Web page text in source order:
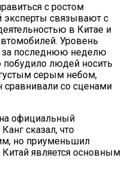
NASA: На Спутнике
Возможно
Жизни
NASA Расскажет
Системе
с ростом
эксперты связывают с
в Китае и
Уровень
последнюю неделю
побудило людей носить
серым небом,
сравнивали со сценами
официальный
сказал, что
но приуменьшил
является основным